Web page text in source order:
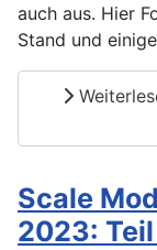
auch aus. Hier
Stand und
Scale
2023: Teil